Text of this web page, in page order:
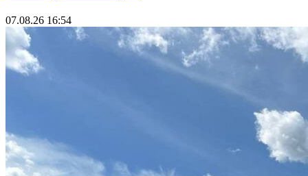
07.08.26 16:54